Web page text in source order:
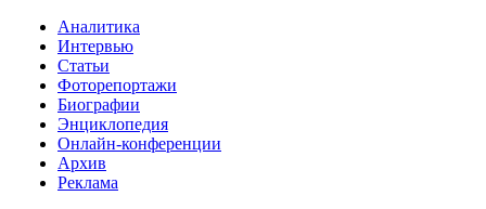
Аналитика
Интервью
Статьи
Фоторепортажи
Биографии
Энциклопедия
Онлайн-конференции
Архив
Реклама